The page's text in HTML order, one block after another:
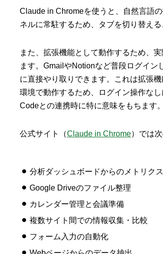
Claude in Chromeを使うと、自然言語
ネルに常駐するため、タブを切り替え
また、拡張機能として動作するため、
ます。GmailやNotionなど普段ログイン
に直接やり取りできます。これは拡張
環境で動作するため、ログイン操作な
Codeとの連携時に特に意味をもちます。
公式サイト（Claude in Chrome）では
分析ダッシュボードからのメトリク
Google Driveのファイル整理
カレンダー管理と会議準備
複数サイト間での情報収集・比較
フォーム入力の自動化